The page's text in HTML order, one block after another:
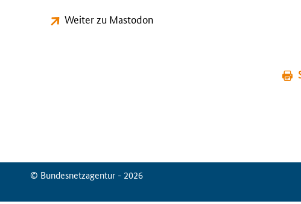
Weiter zu Mastodon
© Bundesnetzagentur - 2026